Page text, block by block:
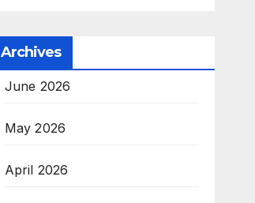
Archives
June 2026
May 2026
April 2026